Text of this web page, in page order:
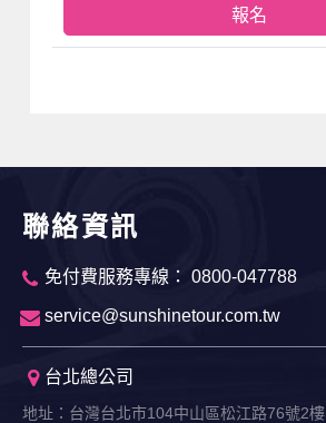
報名
聯絡資訊
免付費服務專線： 0800-047788
service@sunshinetour.com.tw
台北總公司
地址：台灣台北市104中山區松江路76號2樓